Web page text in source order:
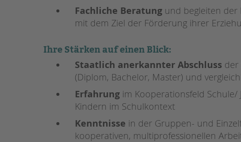
Fachliche Beratung und begleiten der
mit dem Ziel der Förderung ihrer
Ihre Stärken auf einen Blick:
Staatlich anerkannter Abschluss der
(Diplom, Bachelor, Master) und
Erfahrung im Kooperationsfeld Schule/
Kindern im Schulkontext
Kenntnisse in der Gruppen- und
kooperativen, multiprofessionellen